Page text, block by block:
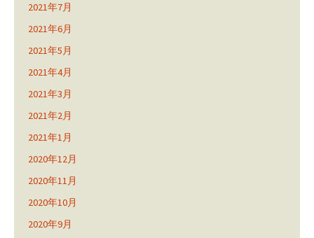
2021年7月
2021年6月
2021年5月
2021年4月
2021年3月
2021年2月
2021年1月
2020年12月
2020年11月
2020年10月
2020年9月